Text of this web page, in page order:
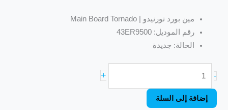
مين بورد تورنيدو | Main Board Tornado
رقم الموديل: 43ER9500
الحالة: جديدة
-
+
إضافة إلى السلة